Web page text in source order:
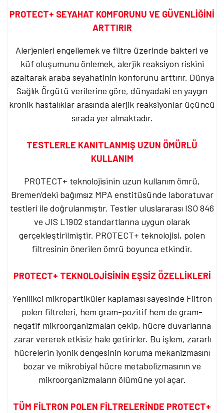
PROTECT+ SEYAHAT KOMFORUNU VE GÜVENLİĞİNİ
ARTTIRIR
Alerjenleri engellemek ve filtre üzerinde bakteri ve
küf oluşumunu önlemek, alerjik reaksiyon riskini
azaltarak araba seyahatinin konforunu arttırır. Dünya
Sağlık Örgütü verilerine göre, dünyadaki en yaygın
kronik hastalıklar arasında alerjik reaksiyonlar üçüncü
sırada yer almaktadır.
TESTLERLE KANITLANMIŞ UZUN ÖMÜRLÜ
KULLANIM
PROTECT+ teknolojisinin uzun kullanım ömrü,
Bremen’deki bağımsız MPA enstitüsünde laboratuvar
testleri ile doğrulanmıştır. Testler uluslararası ISO 846
ve JIS L1902 standartlarına uygun olarak
gerçekleştirilmiştir. PROTECT+ teknolojisi, polen
filtresinin önerilen ömrü boyunca etkindir.
PROTECT+ TEKNOLOJİSİNİN EŞSİZ ÖZELLİKLERİ
Yenilikci mikropartiküler kaplaması sayesinde Filtron
polen filtreleri, hem gram-pozitif hem de gram-
negatif mikroorganizmaları çekip, hücre duvarlarına
zarar vererek etkisiz hale getirirler. Bu işlem, zararlı
hücrelerin iyonik dengesinin koruma mekanizmasını
bozar ve mikrobiyal hücre metabolizmasının ve
mikroorganizmaların ölümüne yol açar.
TÜM FİLTRON POLEN FİLTRELERİNDE PROTECT+